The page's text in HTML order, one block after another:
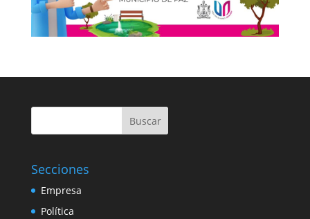
Buscar
Secciones
Empresa
Política